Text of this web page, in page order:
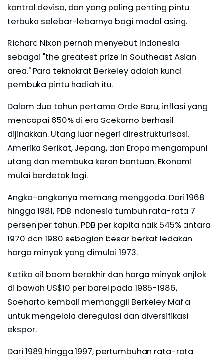
kontrol devisa, dan yang paling penting pintu
terbuka selebar-lebarnya bagi modal asing.
Richard Nixon pernah menyebut Indonesia
sebagai "the greatest prize in Southeast Asian
area." Para teknokrat Berkeley adalah kunci
pembuka pintu hadiah itu.
Dalam dua tahun pertama Orde Baru, inflasi yang
mencapai 650% di era Soekarno berhasil
dijinakkan. Utang luar negeri direstrukturisasi.
Amerika Serikat, Jepang, dan Eropa mengampuni
utang dan membuka keran bantuan. Ekonomi
mulai berdetak lagi.
Angka-angkanya memang menggoda. Dari 1968
hingga 1981, PDB Indonesia tumbuh rata-rata 7
persen per tahun. PDB per kapita naik 545% antara
1970 dan 1980 sebagian besar berkat ledakan
harga minyak yang dimulai 1973.
Ketika oil boom berakhir dan harga minyak anjlok
di bawah US$10 per barel pada 1985-1986,
Soeharto kembali memanggil Berkeley Mafia
untuk mengelola deregulasi dan diversifikasi
ekspor.
Dari 1989 hingga 1997, pertumbuhan rata-rata